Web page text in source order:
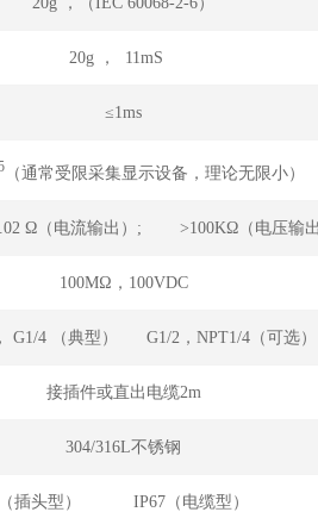
20g ， 11mS
≤1ms
（通常受限采集显示设备，理论无限小）
Ω（电流输出）; >100KΩ（电压输出
100MΩ，100VDC
G1/4 （典型） G1/2，NPT1/4（可选）
接插件或直出电缆2m
304/316L不锈钢
（插头型） IP67（电缆型）